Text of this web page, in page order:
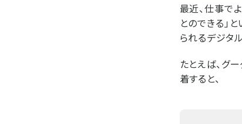
最近、仕事で
とのできる」
られるデジタ
たとえば、グ
着すると、